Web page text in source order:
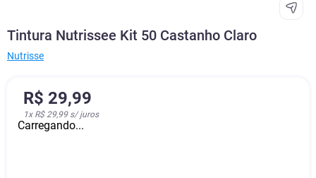
Tintura Nutrissee Kit 50 Castanho Claro
Nutrisse
R$ 29,99
1x R$ 29,99s/ juros
Carregando...